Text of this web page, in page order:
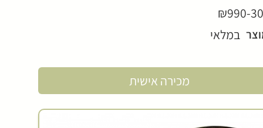
₪990-
במלאי
מכירה אישית